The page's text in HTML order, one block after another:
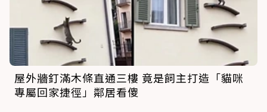
屋外牆釘滿木條直通三樓 竟是飼主打造「貓咪
專屬回家捷徑」鄰居看傻